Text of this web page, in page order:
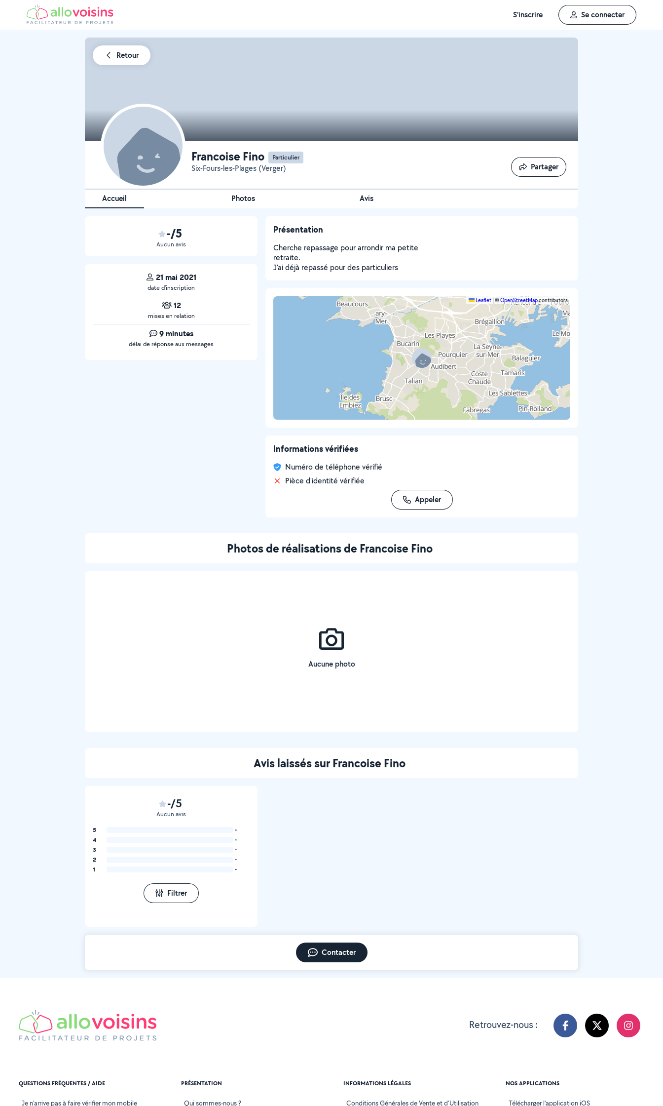
S'inscrire Se connecter
Retour
Francoise Fino Particulier
Six-Fours-les-Plages (Verger) Partager
Partager
Accueil Photos Avis
-/5
Aucun avis
21 mai 2021
date d’inscription
12
mises en relation
9 minutes
délai de réponse aux messages
Présentation
Cherche repassage pour arrondir ma petite
retraite.
J'ai déjà repassé pour des particuliers
Leaflet ©OpenStreetMapcontributors
Informations vérifiées
Numéro de téléphone vérifié
Pièce d'identité vérifiée
Appeler
Photos de réalisations de Francoise Fino
Aucune photo
Avis laissés sur Francoise Fino
-/5
Aucun avis
5
-
4
-
3
-
2
-
1
-
Filtrer
Contacter
Retrouvez-nous :
QUESTIONS FRÉQUENTES / AIDE
Je n'arrive pas à faire vérifier mon mobile
PRÉSENTATION
Qui sommes-nous ?
INFORMATIONS LÉGALES
Conditions Générales de Vente et d'Utilisation
NOS APPLICATIONS
Télécharger l’application iOS